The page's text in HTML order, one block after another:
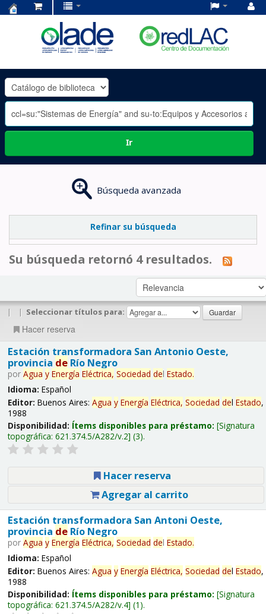
OLADE
-
Ir
Búsqueda avanzada
Refinar su búsqueda
Su búsqueda retornó 4 resultados.
| | Seleccionar títulos para:
Hacer reserva
Estación transformadora San Antonio Oeste,
provincia deRío Negro
por Agua y Energía Eléctrica, Sociedad del Estado.
Idioma: Español
Editor: Buenos Aires: Agua y Energía Eléctrica, Sociedad del Estado,
1988
Disponibilidad: Ítems disponibles para préstamo: Signatura
topográfica: 621.374.5/A282/v.2 (3).
Hacer reserva
Agregar al carrito
Estación transformadora San Antoni Oeste,
provincia deRío Negro
por Agua y Energía Eléctrica, Sociedad del Estado.
Idioma: Español
Editor: Buenos Aires: Agua y Energía Eléctrica, Sociedad del Estado,
1988
Disponibilidad: Ítems disponibles para préstamo: Signatura
topográfica: 621.374.5/A282/v.4 (1).